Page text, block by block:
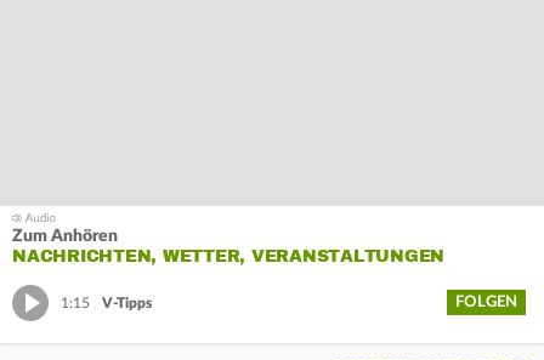
Zum Anhören
NACHRICHTEN, WETTER, VERANSTALTUNGEN
1:15 V-Tipps FOLGEN